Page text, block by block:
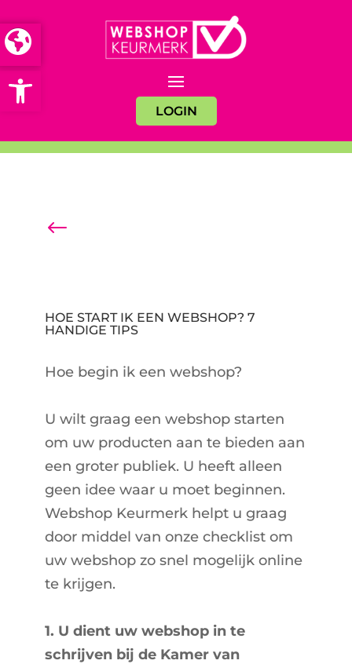
Open toolbar
LOGIN
#
HOE START IK EEN WEBSHOP? 7
HANDIGE TIPS
Hoe begin ik een webshop?
U wilt graag een webshop starten
om uw producten aan te bieden aan
een groter publiek. U heeft alleen
geen idee waar u moet beginnen.
Webshop Keurmerk helpt u graag
door middel van onze checklist om
uw webshop zo snel mogelijk online
te krijgen.
1. U dient uw webshop in te
schrijven bij de Kamer van